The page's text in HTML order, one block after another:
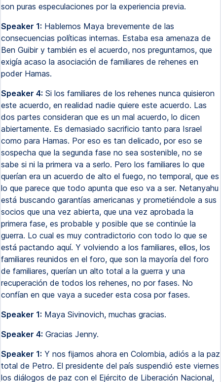
son puras especulaciones por la experiencia previa.
Speaker 1: Hablemos Maya brevemente de las
consecuencias políticas internas. Estaba esa amenaza de
Ben Guibir y también es el acuerdo, nos preguntamos, que
exigía acaso la asociación de familiares de rehenes en
poder Hamas.
Speaker 4: Si los familiares de los rehenes nunca quisieron
este acuerdo, en realidad nadie quiere este acuerdo. Las
dos partes consideran que es un mal acuerdo, lo dicen
abiertamente. Es demasiado sacrificio tanto para Israel
como para Hamas. Por eso es tan delicado, por eso se
sospecha que la segunda fase no sea sostenible, no se
sabe si ni la primera va a serlo. Pero los familiares lo que
querían era un acuerdo de alto el fuego, no temporal, que es
lo que parece que todo apunta que eso va a ser. Netanyahu
está buscando garantías americanas y prometiéndole a sus
socios que una vez abierta, que una vez aprobada la
primera fase, es probable y posible que se continúe la
guerra. Lo cual es muy contradictorio con todo lo que se
está pactando aquí. Y volviendo a los familiares, ellos, los
familiares reunidos en el foro, que son la mayoría del foro
de familiares, querían un alto total a la guerra y una
recuperación de todos los rehenes, no por fases. No
confían en que vaya a suceder esta cosa por fases.
Speaker 1: Maya Sivinovich, muchas gracias.
Speaker 4: Gracias Jenny.
Speaker 1: Y nos fijamos ahora en Colombia, adiós a la paz
total de Petro. El presidente del país suspendió este viernes
los diálogos de paz con el Ejército de Liberación Nacional,